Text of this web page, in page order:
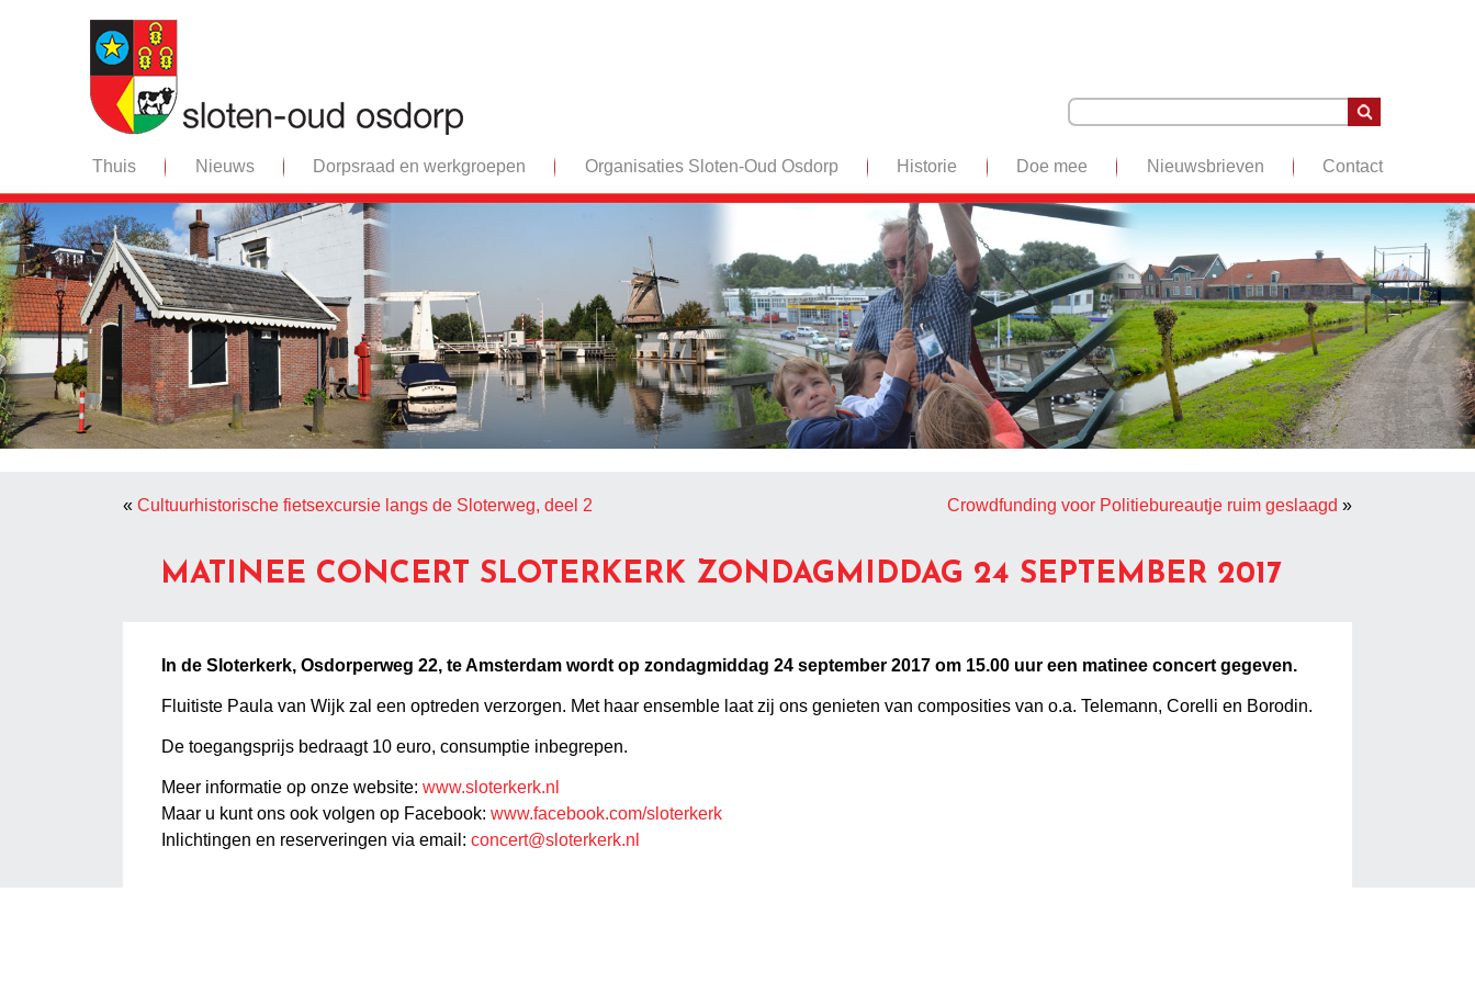
Thuis Nieuws Dorpsraad en werkgroepen Organisaties Sloten-Oud Osdorp Historie Doe mee Nieuwsbrieven Contact
« Cultuurhistorische fietsexcursie langs de Sloterweg, deel 2 Crowdfunding voor Politiebureautje ruim geslaagd »
MATINEE CONCERT SLOTERKERK ZONDAGMIDDAG 24 SEPTEMBER 2017
In de Sloterkerk, Osdorperweg 22, te Amsterdam wordt op zondagmiddag 24 september 2017 om 15.00 uur een matinee concert gegeven.
Fluitiste Paula van Wijk zal een optreden verzorgen. Met haar ensemble laat zij ons genieten van composities van o.a. Telemann, Corelli en Borodin.
De toegangsprijs bedraagt 10 euro, consumptie inbegrepen.
Meer informatie op onze website: www.sloterkerk.nl
Maar u kunt ons ook volgen op Facebook: www.facebook.com/sloterkerk
Inlichtingen en reserveringen via email: concert@sloterkerk.nl